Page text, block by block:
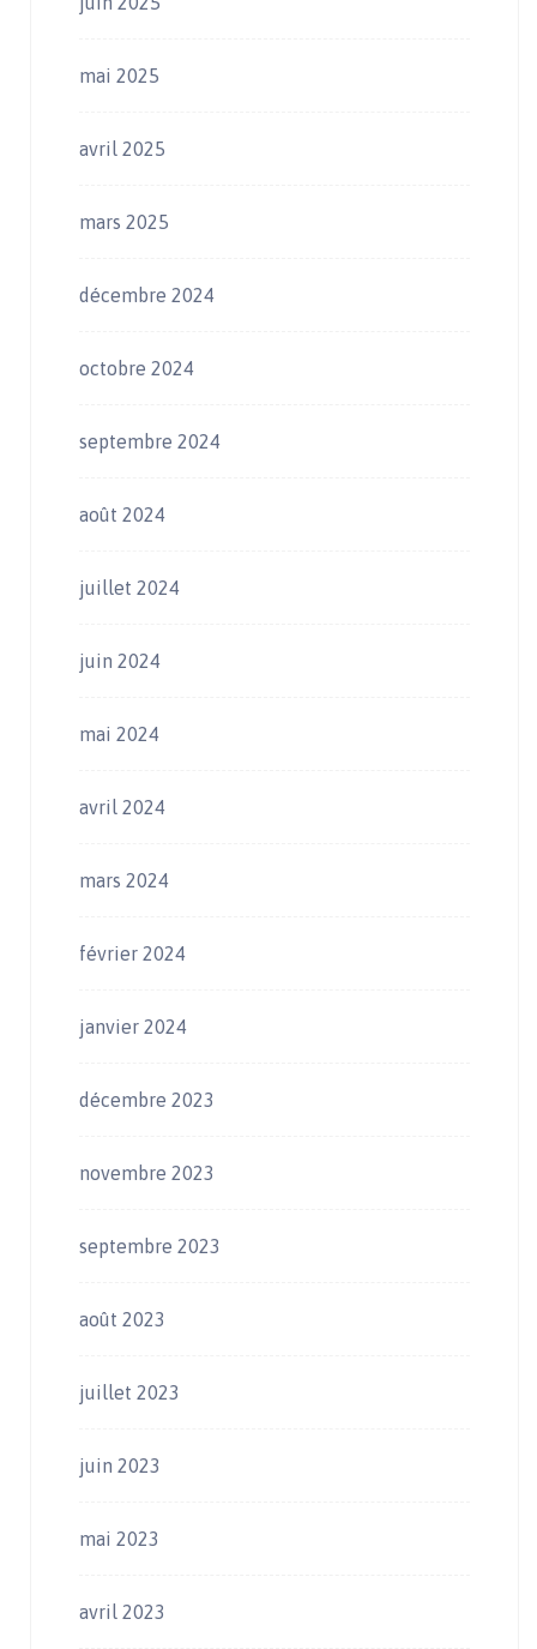
mai 2025
avril 2025
mars 2025
décembre 2024
octobre 2024
septembre 2024
août 2024
juillet 2024
juin 2024
mai 2024
avril 2024
mars 2024
février 2024
janvier 2024
décembre 2023
novembre 2023
septembre 2023
août 2023
juillet 2023
juin 2023
mai 2023
avril 2023